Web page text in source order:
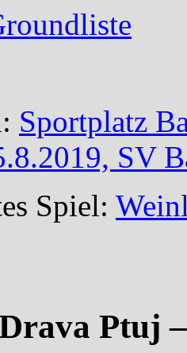
Sportplatz
SV
Spiel:
Ptuj